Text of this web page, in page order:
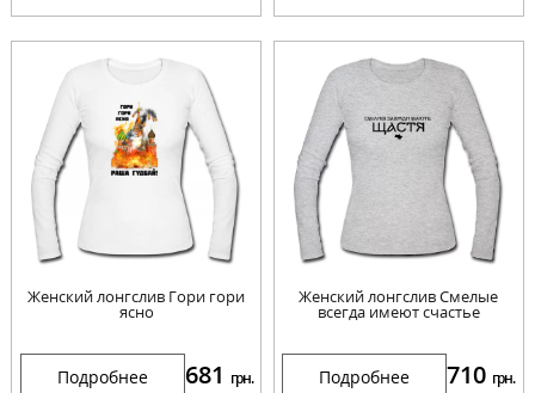
Женский лонгслив Гори гори
ясно
Подробнее 681 грн.
Женский лонгслив Смелые
всегда имеют счастье
Подробнее 710 грн.